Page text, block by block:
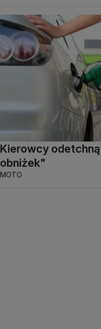
Kierowcy
obniżek"
MOTO